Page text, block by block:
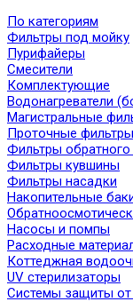
По категориям
Фильтры под мойку
Пурифайеры
Смесители
Комплектующие
Водонагреватели
Магистральные
Проточные фильтры
Фильтры
Фильтры кувшины
Фильтры насадки
Накопительные
Насосы и помпы
Расходные
Коттеджная
UV стерилизаторы
Системы защиты от